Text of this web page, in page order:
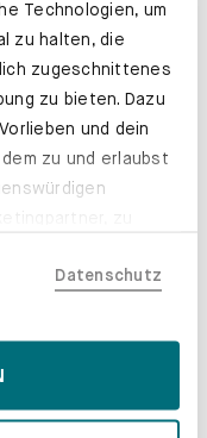
Technologien, um
zu halten, die
zugeschnittenes
zu bieten. Dazu
und dein
zu und erlaubst
werden
Wahl jederzeit
Datenschutz